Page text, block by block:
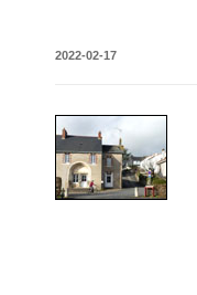
2022-02-17